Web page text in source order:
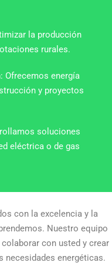
la producción
rurales.
Ofrecemos energía
y proyectos
soluciones
eléctrica o de gas
con la excelencia y la
Nuestro equipo
con usted y crear
necesidades energéticas.